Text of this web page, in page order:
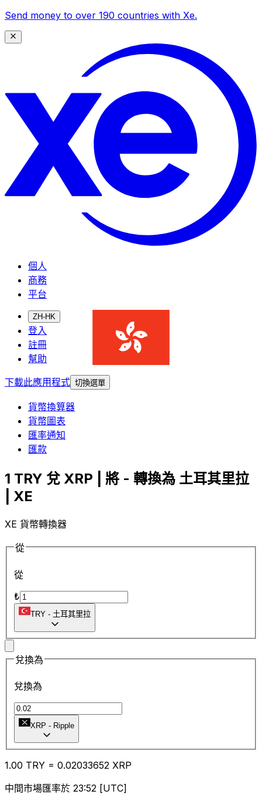
Send money to over 190 countries with Xe.
個人
商務
平台
ZH-HK
登入
註冊
幫助
下載此應用程式 切換選單
貨幣換算器
貨幣圖表
匯率通知
匯款
1 TRY 兌 XRP | 將 - 轉換為 土耳其里拉
| XE
XE 貨幣轉換器
從
從
₺
TRY - 土耳其里拉
兌換為
兌換為
XRP - Ripple
1.00 TRY = 0.02033652 XRP
中間市場匯率於 23:52 [UTC]